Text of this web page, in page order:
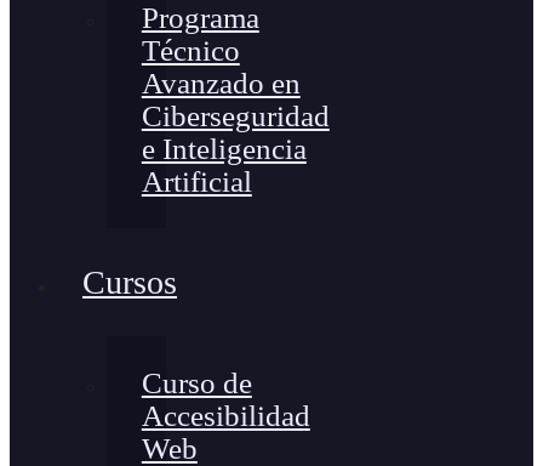
Programa
Técnico
Avanzado en
Ciberseguridad
e Inteligencia
Artificial
Cursos
Curso de
Accesibilidad
Web